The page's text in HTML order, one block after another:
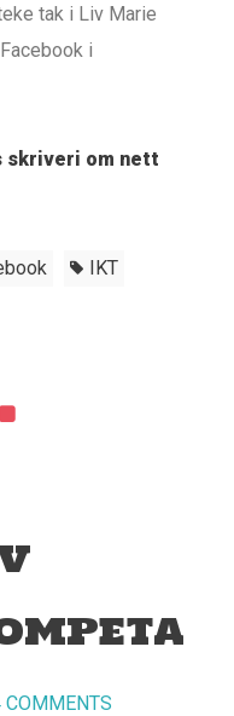
tak i Liv Marie
i
skriveri om nett
IKT
COMMENTS